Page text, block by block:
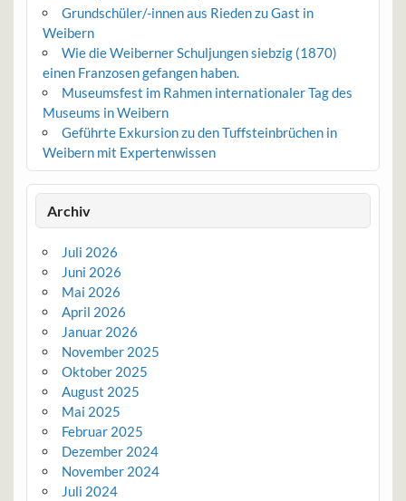
Grundschüler/-innen aus Rieden zu Gast in
Weibern
Wie die Weiberner Schuljungen siebzig (1870)
einen Franzosen gefangen haben.
Museumsfest im Rahmen internationaler Tag des
Museums in Weibern
Geführte Exkursion zu den Tuffsteinbrüchen in
Weibern mit Expertenwissen
Archiv
Juli 2026
Juni 2026
Mai 2026
April 2026
Januar 2026
November 2025
Oktober 2025
August 2025
Mai 2025
Februar 2025
Dezember 2024
November 2024
Juli 2024